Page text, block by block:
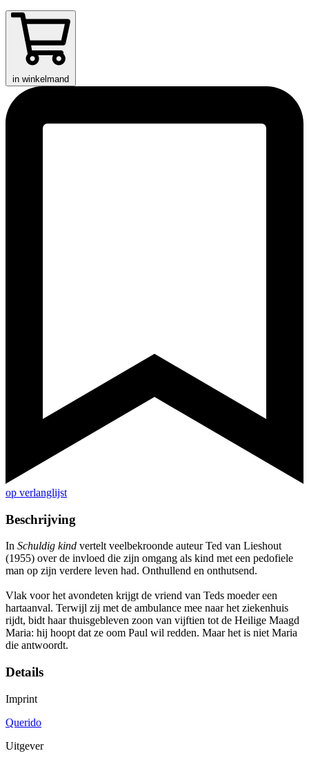
in winkelmand
op verlanglijst
Beschrijving
In Schuldig kind vertelt veelbekroonde auteur Ted van Lieshout
(1955) over de invloed die zijn omgang als kind met een pedofiele
man op zijn verdere leven had. Onthullend en onthutsend.
Vlak voor het avondeten krijgt de vriend van Teds moeder een
hartaanval. Terwijl zij met de ambulance mee naar het ziekenhuis
rijdt, bidt haar thuisgebleven zoon van vijftien tot de Heilige Maagd
Maria: hij hoopt dat ze oom Paul wil redden. Maar het is niet Maria
die antwoordt.
Details
Imprint
Querido
Uitgever